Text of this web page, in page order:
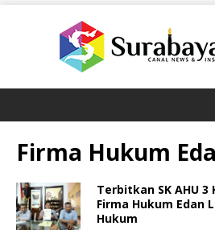
Firma Hukum
Terbitkan SK AHU 3
Firma Hukum Edan
Hukum